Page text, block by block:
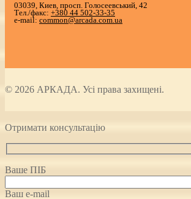
03039, Киев, просп. Голосеевський, 42
Тел./факс: +380 44 502-33-35
e-mail: common@arcada.com.ua
© 2026 АРКАДА. Усі права захищені.
Отримати консультацію
Ваше ПІБ
Ваш e-mail